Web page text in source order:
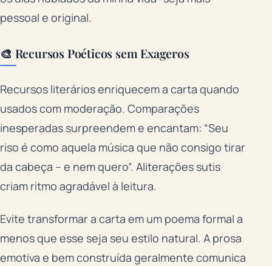
pessoal e original.
🎨 Recursos Poéticos sem Exageros
Recursos literários enriquecem a carta quando
usados com moderação. Comparações
inesperadas surpreendem e encantam: “Seu
riso é como aquela música que não consigo tirar
da cabeça – e nem quero”. Aliterações sutis
criam ritmo agradável à leitura.
Evite transformar a carta em um poema formal a
menos que esse seja seu estilo natural. A prosa
emotiva e bem construída geralmente comunica